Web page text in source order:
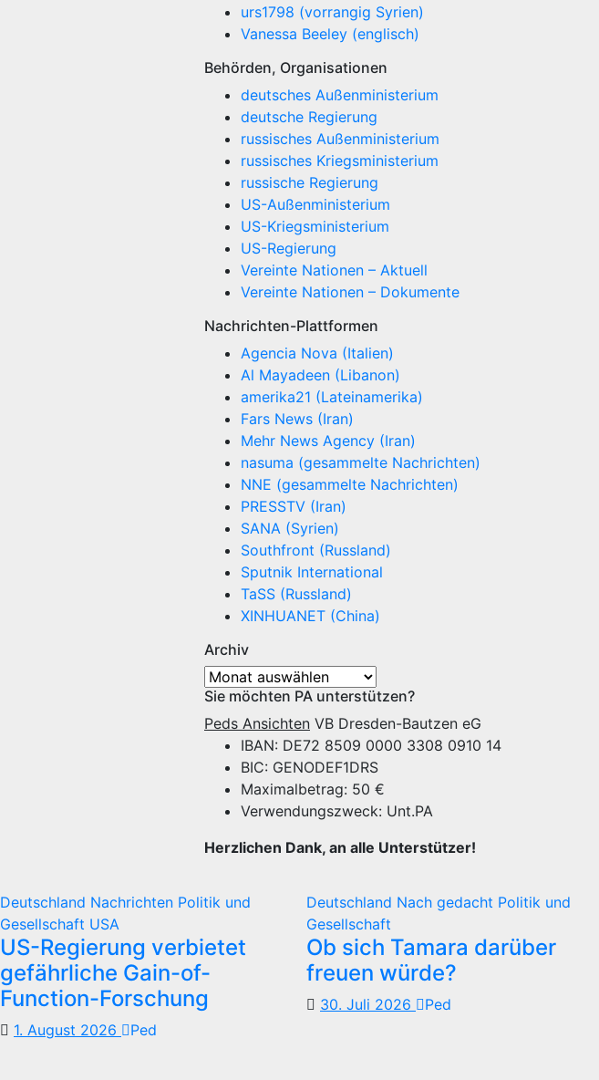
urs1798 (vorrangig Syrien)
Vanessa Beeley (englisch)
Behörden, Organisationen
deutsches Außenministerium
deutsche Regierung
russisches Außenministerium
russisches Kriegsministerium
russische Regierung
US-Außenministerium
US-Kriegsministerium
US-Regierung
Vereinte Nationen – Aktuell
Vereinte Nationen – Dokumente
Nachrichten-Plattformen
Agencia Nova (Italien)
Al Mayadeen (Libanon)
amerika21 (Lateinamerika)
Fars News (Iran)
Mehr News Agency (Iran)
nasuma (gesammelte Nachrichten)
NNE (gesammelte Nachrichten)
PRESSTV (Iran)
SANA (Syrien)
Southfront (Russland)
Sputnik International
TaSS (Russland)
XINHUANET (China)
Archiv
Archiv
Sie möchten PA unterstützen?
Peds Ansichten VB Dresden-Bautzen eG
IBAN: DE72 8509 0000 3308 0910 14
BIC: GENODEF1DRS
Maximalbetrag: 50 €
Verwendungszweck: Unt.PA
Herzlichen Dank, an alle Unterstützer!
Deutschland Nachrichten Politik und
Gesellschaft USA
US-Regierung verbietet
gefährliche Gain-of-
Function-Forschung
1. August 2026 Ped
Deutschland Nach gedacht Politik und
Gesellschaft
Ob sich Tamara darüber
freuen würde?
30. Juli 2026 Ped